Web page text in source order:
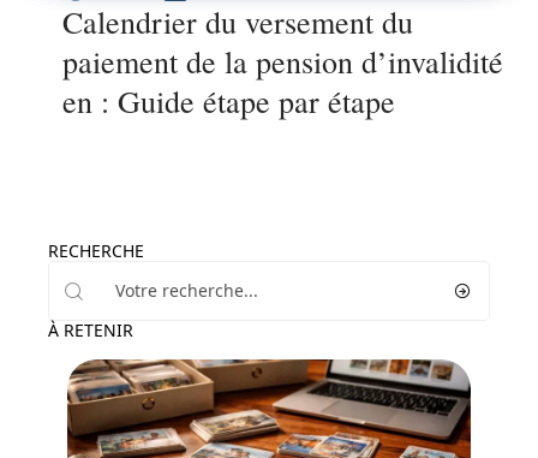
Calendrier du versement du
paiement de la pension d’invalidité
en : Guide étape par étape
RECHERCHE
À RETENIR